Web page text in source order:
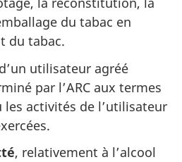
du tabac en
du tabac.
d’un utilisateur agréé
par l’ARC aux termes
les activités de l’utilisateur
, relativement à l’alcool